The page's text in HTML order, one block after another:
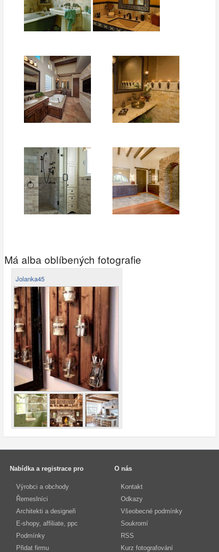
Má alba oblíbených fotografie
Jolanka45
Nabídka a registrace pro
Výrobci a obchody
Řemeslníci
Architekti a designeři
E-shopy, affiliate, ppc
Podmínky
Přidat firmu
O nás
Kontakt
Odkazy
Všeobecné podmínky
Soukromí
RSS
Kurz fotografování